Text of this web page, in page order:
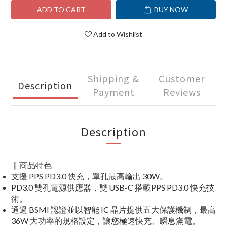
ADD TO CART BUY NOW
Add to Wishlist
Description
Shipping &
Payment
Customer
Reviews
Description
▏商品特色
支援 PPS PD3.0 快充，單孔最高輸出 30W。
PD3.0 雙孔電源供應器，雙 USB-C 搭載PPS PD3.0 快充技
術。
通過 BSMI 認證並以智能 IC 晶片提供五大保護機制，最高
36W 大功率的規格設定，讓您極速快充、瞬息滿電。